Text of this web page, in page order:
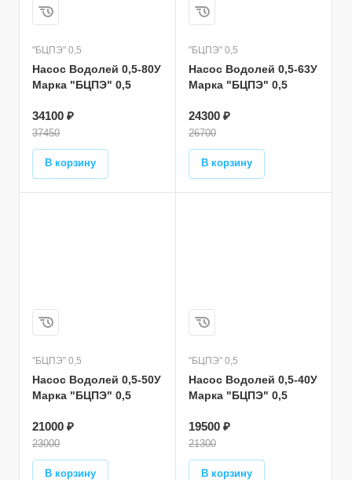
"БЦПЭ" 0,5
Насос Водолей 0,5-80У
Марка "БЦПЭ" 0,5
34100 ₽
37450
В корзину
"БЦПЭ" 0,5
Насос Водолей 0,5-63У
Марка "БЦПЭ" 0,5
24300 ₽
26700
В корзину
"БЦПЭ" 0,5
Насос Водолей 0,5-50У
Марка "БЦПЭ" 0,5
21000 ₽
23000
В корзину
"БЦПЭ" 0,5
Насос Водолей 0,5-40У
Марка "БЦПЭ" 0,5
19500 ₽
21300
В корзину